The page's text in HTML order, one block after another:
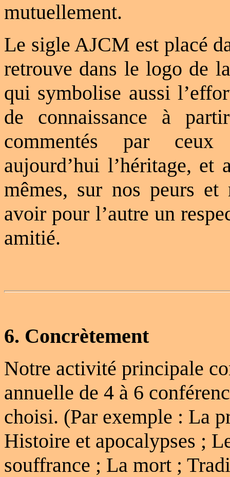
mutuellement.
Le sigle AJCM est placé
retrouve dans le logo de
qui symbolise aussi
de connaissance à
commentés par
aujourd’hui l’héritage, et
mêmes, sur nos peurs et
avoir pour l’autre un
amitié.
6. Concrètement
Notre activité principale
annuelle de 4 à 6
choisi. (Par exemple : La
Histoire et apocalypses ;
souffrance ; La mort ;